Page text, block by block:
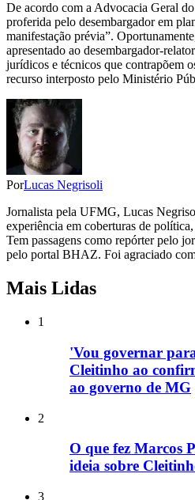
De acordo com a Advocacia Geral
proferida pelo desembargador em
manifestação prévia”.
apresentado ao desembargador-
jurídicos e técnicos que contrapõem
recurso interposto pelo Ministério
PorLucas Negrisoli
Jornalista pela UFMG, Lucas
experiência em coberturas de
Tem passagens como repórter pelo
pelo portal BHAZ. Foi agraciado
Mais Lidas
1
'Vou governar
Cleitinho ao
ao governo de MG
2
O que fez Marcos
ideia sobre
3